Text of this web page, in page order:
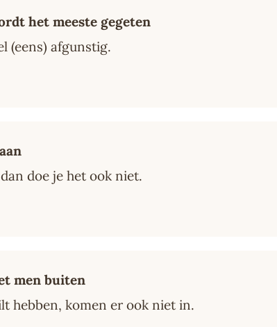
het meeste gegeten
(eens) afgunstig.
doe je het ook niet.
men buiten
hebben, komen er ook niet in.